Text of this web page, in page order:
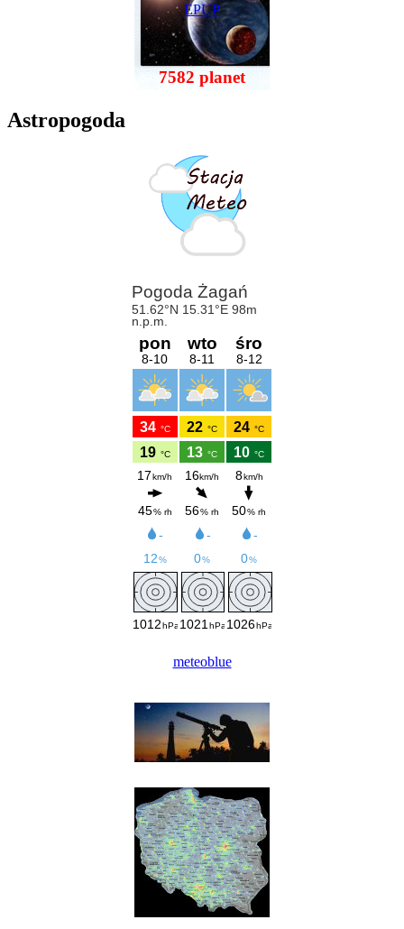
EPUP
7582 planet
Astropogoda
meteoblue